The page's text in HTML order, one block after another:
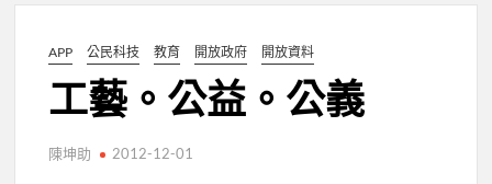
APP 公民科技 教育 開放政府 開放資料
工藝。公益。公義
陳坤助 2012-12-01